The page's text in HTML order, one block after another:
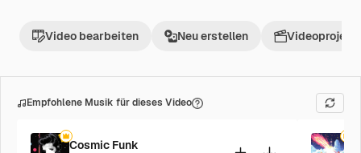
Video bearbeiten Neu erstellen Videoprojekt
Empfohlene Musik für dieses Video
Cosmic Funk